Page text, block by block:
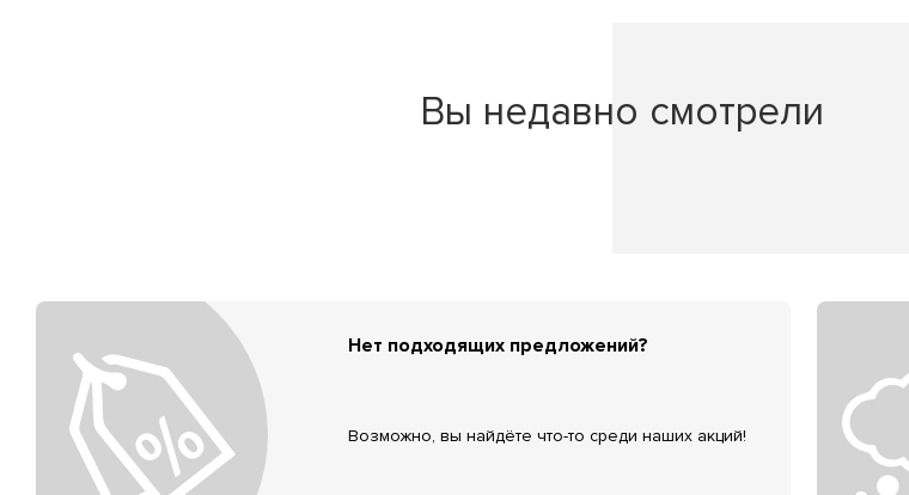
Вы недавно смотрели
Нет подходящих предложений?
Возможно, вы найдёте что-то среди наших акций!